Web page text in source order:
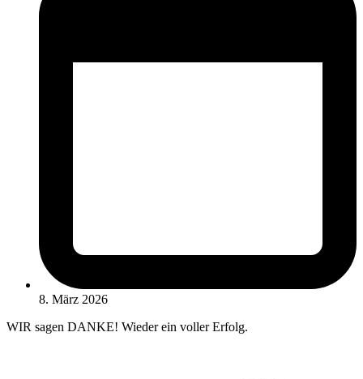
8. März 2026
WIR sagen DANKE! Wieder ein voller Erfolg.